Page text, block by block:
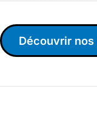
Découvrir